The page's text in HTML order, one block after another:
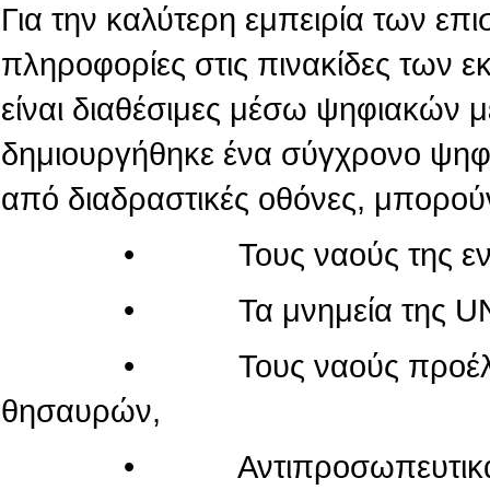
Για την καλύτερη εμπειρία των
πληροφορίες στις πινακίδες των
είναι διαθέσιμες μέσω
δημιουργήθηκε ένα σύγχρονο
από διαδραστικές οθόνες,
• Τους ναούς της εντός
• Τα μνημεία της
• Τους ναούς
θησαυρών,
• Αντιπροσωπευτικά